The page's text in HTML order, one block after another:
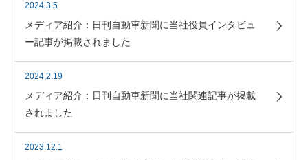
2024.3.5
メディア紹介：日刊自動車新聞に当社役員インタビュ
ー記事が掲載されました
2024.2.19
メディア紹介：日刊自動車新聞に当社関連記事が掲載
されました
2023.12.1